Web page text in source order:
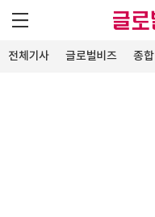
전체기사 글로벌비즈 종합